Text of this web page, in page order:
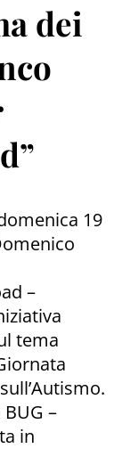
dei
19
–
tema
–
in